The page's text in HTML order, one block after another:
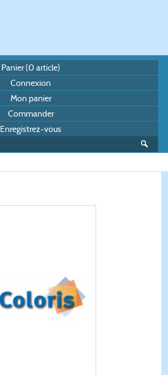
Panier (0 article)
Connexion
Mon panier
Commander
Enregistrez-vous